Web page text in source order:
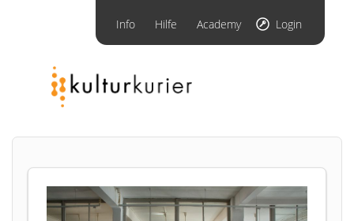
Info Hilfe Academy Login